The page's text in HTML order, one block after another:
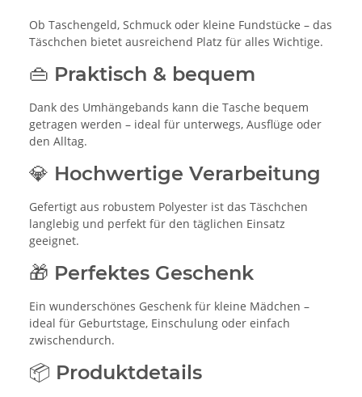
Ob Taschengeld, Schmuck oder kleine Fundstücke – das
Täschchen bietet ausreichend Platz für alles Wichtige.
👜 Praktisch & bequem
Dank des Umhängebands kann die Tasche bequem
getragen werden – ideal für unterwegs, Ausflüge oder
den Alltag.
💎 Hochwertige Verarbeitung
Gefertigt aus robustem Polyester ist das Täschchen
langlebig und perfekt für den täglichen Einsatz
geeignet.
🎁 Perfektes Geschenk
Ein wunderschönes Geschenk für kleine Mädchen –
ideal für Geburtstage, Einschulung oder einfach
zwischendurch.
📦 Produktdetails